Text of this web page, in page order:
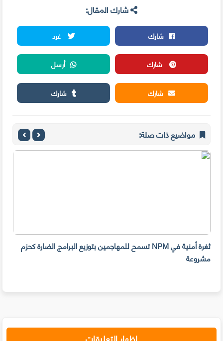
شارك المقال:
شارك
غرد
شارك
أرسل
شارك
شارك
مواضيع ذات صلة:
ثغرة أمنية في NPM تسمح للمهاجمين بتوزيع البرامج الضارة كحزم
مشروعة